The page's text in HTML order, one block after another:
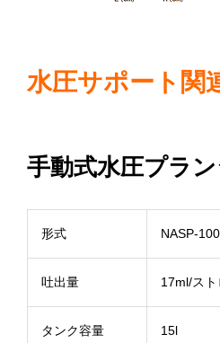
水圧サポート関
手動式水圧プラ
形式 NASP-
吐出量 17ml/スト
タンク容量 15l